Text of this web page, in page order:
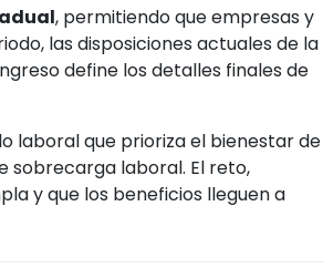
, permitiendo que empresas y
las disposiciones actuales de la
define los detalles finales de
laboral que prioriza el bienestar de
sobrecarga laboral. El reto,
y que los beneficios lleguen a